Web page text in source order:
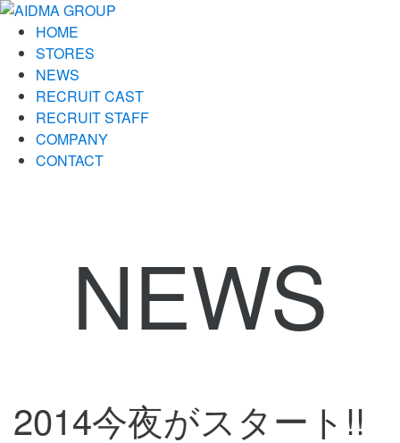
HOME
STORES
NEWS
RECRUIT CAST
RECRUIT STAFF
COMPANY
CONTACT
NEWS
2014今夜がスタート!!